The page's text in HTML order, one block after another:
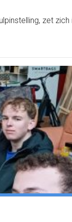
zet